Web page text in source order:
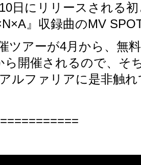
日にリリースされる
』収録曲のMV
ツアーが4月から、無
ら開催されるので、そ
ルファリアに是非触